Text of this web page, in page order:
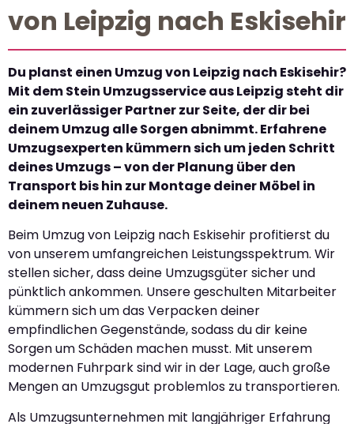
von Leipzig nach Eskisehir
Du planst einen Umzug von Leipzig nach Eskisehir?
Mit dem Stein Umzugsservice aus Leipzig steht dir
ein zuverlässiger Partner zur Seite, der dir bei
deinem Umzug alle Sorgen abnimmt. Erfahrene
Umzugsexperten kümmern sich um jeden Schritt
deines Umzugs – von der Planung über den
Transport bis hin zur Montage deiner Möbel in
deinem neuen Zuhause.
Beim Umzug von Leipzig nach Eskisehir profitierst du
von unserem umfangreichen Leistungsspektrum. Wir
stellen sicher, dass deine Umzugsgüter sicher und
pünktlich ankommen. Unsere geschulten Mitarbeiter
kümmern sich um das Verpacken deiner
empfindlichen Gegenstände, sodass du dir keine
Sorgen um Schäden machen musst. Mit unserem
modernen Fuhrpark sind wir in der Lage, auch große
Mengen an Umzugsgut problemlos zu transportieren.
Als Umzugsunternehmen mit langjähriger Erfahrung